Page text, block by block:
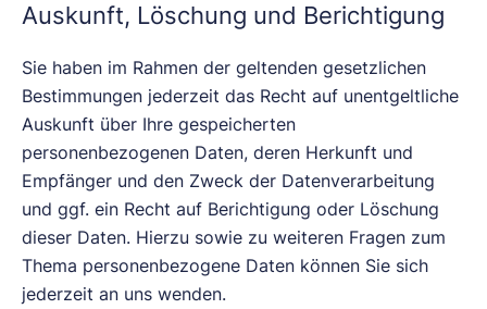
Auskunft, Löschung und Berichtigung
Sie haben im Rahmen der geltenden gesetzlichen
Bestimmungen jederzeit das Recht auf unentgeltliche
Auskunft über Ihre gespeicherten
personenbezogenen Daten, deren Herkunft und
Empfänger und den Zweck der Datenverarbeitung
und ggf. ein Recht auf Berichtigung oder Löschung
dieser Daten. Hierzu sowie zu weiteren Fragen zum
Thema personenbezogene Daten können Sie sich
jederzeit an uns wenden.